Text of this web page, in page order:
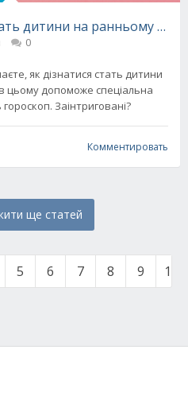
дитини на ранньому
0
як дізнатися стать дитини
цьому допоможе спеціальна
гороскоп. Заінтриговані?
Комментировать
ще статей
5 6 7 8 9 10